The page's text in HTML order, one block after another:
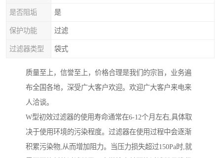
是否阻垢 是
保护功能 过滤
过滤器类型 袋式
质量至上，信誉至上，价格合理是我们的宗旨，业务遍
布全国各地，深受广大客户欢迎。欢迎广大客户来电来
人洽谈。
W型初效过滤器的使用寿命通常在6-12个月左右,具体取
决于使用环境的污染程度。过滤器在使用过程中会逐渐
积累污染物,从而增加阻力。当压力损失超过150Pa时,就